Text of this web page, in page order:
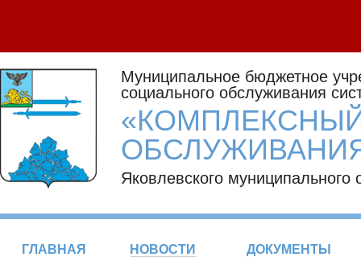
Муниципальное бюджетное
социального обслуживания
Яковлевского муниципального
ГЛАВНАЯ НОВОСТИ ДОКУМЕНТЫ